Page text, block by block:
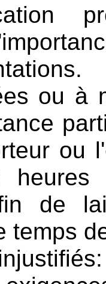
ou à
ou
de
temps